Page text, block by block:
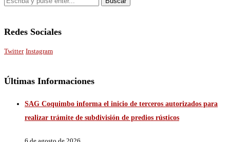
Redes Sociales
Twitter Instagram
Últimas Informaciones
SAG Coquimbo informa el inicio de terceros autorizados para
realizar trámite de subdivisión de predios rústicos